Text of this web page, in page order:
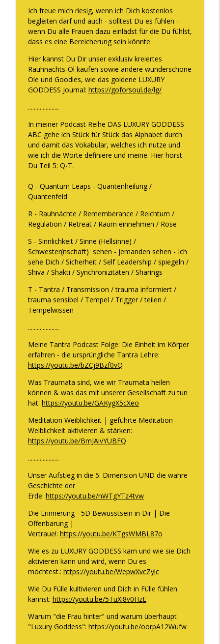
The WOMAN behind LUXURY GODDESS®
Warum Vertrauen aufbauen keine Zeit
braucht und WAS Vertrauen WIRKLICH ist
Die Situation in Deutschland und wie Du
dort glücklich sein kannst
The WOMAN behind LUXURY GODDESS®
Ich freue mich riesig, wenn ich Dich kostenlos
begleiten darf und auch - solltest Du es fühlen -
wenn Du alle Frauen dazu einlädst für die Du fühlst,
dass es eine Bereicherung sein könnte.
Hier kannst Du Dir unser exklusiv kreiertes
Rauhnachts-Öl kaufen sowie andere wunderschöne
Öle und Goodies, wie das goldene LUXURY
GODDESS Journal: https://goforsoul.de/lg/
.....................
In meiner Podcast Reihe DAS LUXURY GODDESS
ABC gehe ich Stück für Stück das Alphabet durch
und damit das Vokabular, welches ich nutze und
wie ich die Worte definiere und meine. Hier hörst
Du Teil 5: Q-T.
Q - Quantum Leaps - Quantenheilung /
Quantenfeld
R - Rauhnächte / Rememberance / Reichtum /
Regulation / Retreat / Raum einnehmen / Rose
S - Sinnlichkeit / Sinne (Hellsinne) /
Schwester(nschaft) sehen - jemanden sehen - Ich
sehe Dich / Sicherheit / Self Leadership / spiegeln /
Shiva / Shakti / Synchronizitäten / Sharings
T - Tantra / Transmission / trauma informiert /
trauma sensibel / Tempel / Trigger / teilen /
Tempelwissen
.....................
Meine Tantra Podcast Folge: Die Einheit im Körper
erfahren - die ursprüngliche Tantra Lehre:
https://youtu.be/bZCj9Bzf0vQ
Was Traumata sind, wie wir Traumata heilen
können & was das mit unserer Gesellschaft zu tun
hat: https://youtu.be/GAKygX5cXeo
Meditation Weiblichkeit | geführte Meditation -
Weiblichkeit aktivieren & stärken:
https://youtu.be/BmJAivYUBFQ
.....................
Unser Aufstieg in die 5. Dimension UND die wahre
Geschichte der
Erde: https://youtu.be/nWTgYTz4tvw
Die Erinnerung - 5D Bewusstsein in Dir | Die
Offenbarung |
Vertraue!: https://youtu.be/KTgsWMBL87o
Wie es zu LUXURY GODDESS kam und wie sie Dich
aktivieren kann und wird, wenn Du es
möchtest.: https://youtu.be/WepwXvcZylc
Wie Du Fülle kultivieren und Dich in Fülle fühlen
kannst: https://youtu.be/5TuXi8v0HzE
Warum "die Frau hinter" und warum überhaupt
"Luxury Goddess": https://youtu.be/oorpA12Wufw